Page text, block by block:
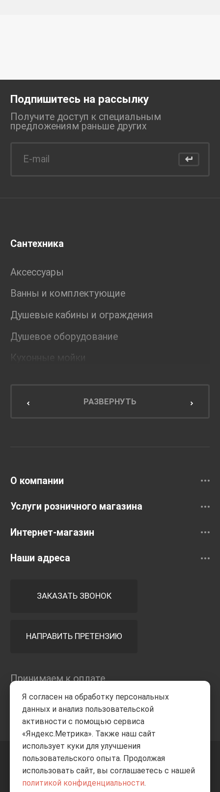
Подпишитесь на рассылку
Получите доступ к специальным
предложениям раньше других
Сантехника
Аксессуары
Ванны и комплектующие
Душевые кабины и ограждения
Душевое оборудование
Кухонные мойки
Мебель для кухниРАЗВЕРНУТЬ
О компании
Услуги розничного магазина
Интернет-магазин
Наши адреса
ЗАКАЗАТЬ ЗВОНОК
НАПРАВИТЬ ПРЕТЕНЗИЮ
Принимаем к оплате
+7 8332205-805 ВВЕРХ
Я согласен на обработку персональных
данных и анализ пользовательской
активности с помощью сервиса
«Яндекс.Метрика». Также наш сайт
использует куки для улучшения
пользовательского опыта. Продолжая
использовать сайт, вы соглашаетесь с нашей
политикой конфиденциальности.